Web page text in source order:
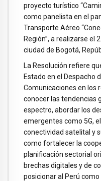
proyecto turístico
como panelista en el
Transporte Aéreo
Región”, a realizarse el
ciudad de Bogotá,
La Resolución refiere
Estado en el Despacho
Comunicaciones en los
conocer las tendencias
espectro, abordar los
emergentes como 5G,
conectividad satelital y
como fortalecer la
planificación sectorial
brechas digitales y de
posicionar al Perú